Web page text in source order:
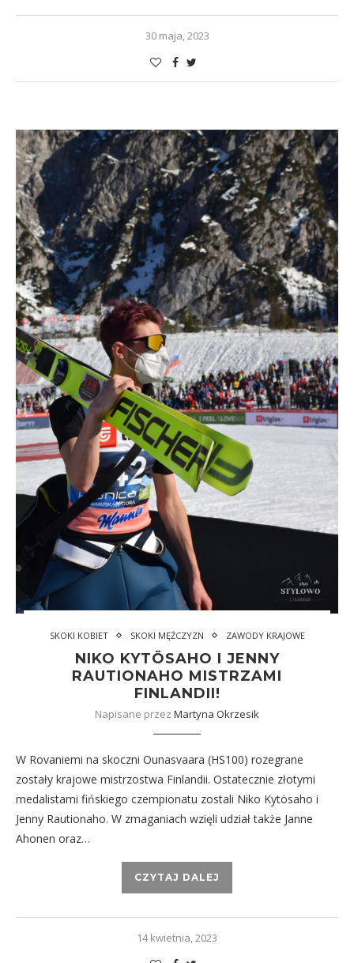
30 maja, 2023
SKOKI KOBIET SKOKI MĘŻCZYZN ZAWODY KRAJOWE
NIKO KYTÖSAHO I JENNY
RAUTIONAHO MISTRZAMI
FINLANDII!
Napisane przez Martyna Okrzesik
W Rovaniemi na skoczni Ounasvaara (HS100) rozegrane
zostały krajowe mistrzostwa Finlandii. Ostatecznie złotymi
medalistami fińskiego czempionatu zostali Niko Kytösaho i
Jenny Rautionaho. W zmaganiach wzięli udział także Janne
Ahonen oraz…
CZYTAJ DALEJ
14 kwietnia, 2023